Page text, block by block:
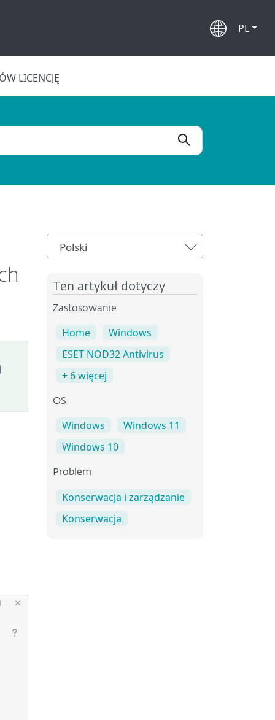
PL
LICENCJĘ
Polski
Ten artykuł dotyczy
Zastosowanie
Home
Windows
ESET NOD32 Antivirus
+ 6 więcej
OS
Windows
Windows 11
Windows 10
Problem
Konserwacja i zarządzanie
Konserwacja